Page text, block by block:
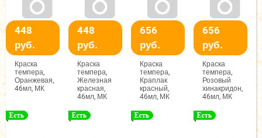
448
руб.
Краска
темпера,
Оранжевая,
46мл, МК
448
руб.
Краска
темпера,
Железная
красная,
46мл, МК
656
руб.
Краска
темпера,
Краплак
красный,
46мл, МК
656
руб.
Краска
темпера,
Розовый
хинакридон,
46мл, МК